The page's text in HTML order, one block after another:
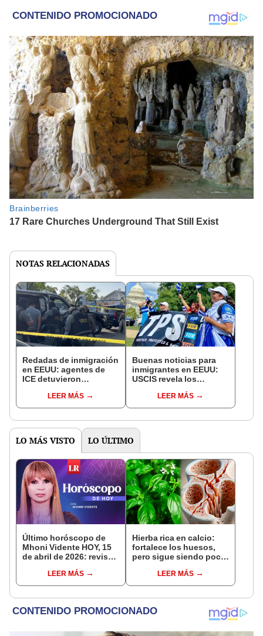
NOTAS RELACIONADAS
Redadas de inmigración
en EEUU: agentes de
ICE detuvieron
operativo en estos
restaurantes de
LEER MÁS
Buenas noticias para
inmigrantes en EEUU:
USCIS revela los
el TPS este 2025
LEER MÁS
LO MÁS VISTO LO ÚLTIMO
Último horóscopo de
Mhoni Vidente HOY, 15
de abril de 2026: revisa
signo y entérate si te
espera un día
LEER MÁS
Hierba rica en calcio:
fortalece los huesos,
pero sigue siendo poco
LEER MÁS